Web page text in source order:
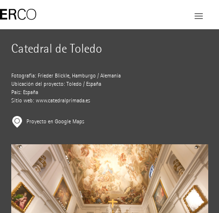
Catedral de Toledo
Fotografía: Frieder Blickle, Hamburgo / Alemania
Ubicación del proyecto: Toledo / España
País: España
Sitio web: www.catedralprimada.es
Proyecto en Google Maps